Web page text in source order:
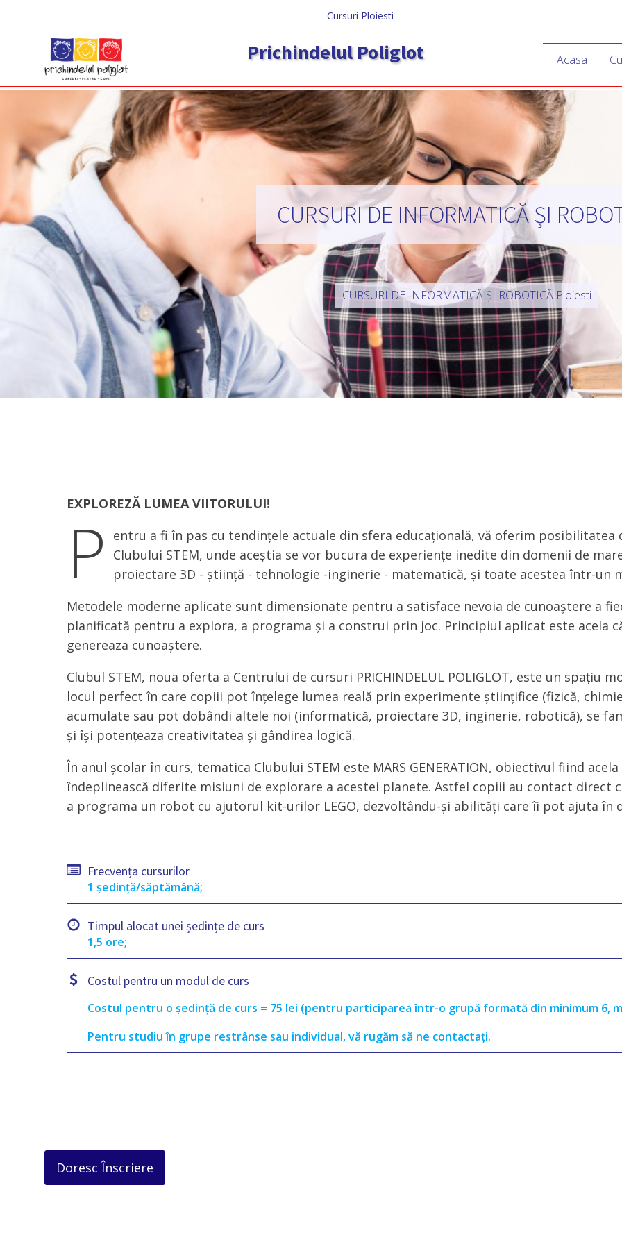
Cursuri Ploiesti
Prichindelul Poliglot Acasa
CURSURI DE INFORMATICĂ ȘI
CURSURI DE INFORMATICĂ ȘI ROBOTICĂPloiesti
EXPLOREZĂ LUMEA VIITORULUI!
P
entru a fi în pas cu tendințele actuale din sfera educațională, vă oferim
Clubului STEM, unde aceștia se vor bucura de experiențe inedite din domenii de
proiectare 3D - știință - tehnologie -inginerie - matematică, și toate acestea într-un
Metodele moderne aplicate sunt dimensionate pentru a satisface nevoia de cunoaștere a
planificată pentru a explora, a programa și a construi prin joc. Principiul aplicat este acela
genereaza cunoaștere.
Clubul STEM, noua oferta a Centrului de cursuri PRICHINDELUL POLIGLOT, este un spațiu
locul perfect în care copiii pot înțelege lumea reală prin experimente științifice (fizică,
acumulate sau pot dobândi altele noi (informatică, proiectare 3D, inginerie, robotică), se
și își potențeaza creativitatea și gândirea logică.
În anul școlar în curs, tematica Clubului STEM este MARS GENERATION, obiectivul fiind
îndeplinească diferite misiuni de explorare a acestei planete. Astfel copiii au contact direct
a programa un robot cu ajutorul kit-urilor LEGO, dezvoltându-și abilități care îi pot ajuta în
Frecvența cursurilor
1 ședință/săptămână;
Timpul alocat unei ședințe de curs
1,5 ore;
Costul pentru un modul de curs
Costul pentru o ședință de curs = 75 lei (pentru participarea într-o grupă formată din minimum 6,
Pentru studiu în grupe restrânse sau individual, vă rugăm să ne contactați.
Doresc Înscriere